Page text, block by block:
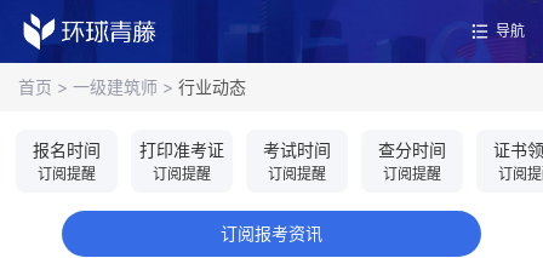
导航
首页 > 一级建筑师 > 行业动态
报名时间
订阅提醒
打印准考证
订阅提醒
考试时间
订阅提醒
查分时间
订阅提醒
证书
订阅
订阅报考资讯